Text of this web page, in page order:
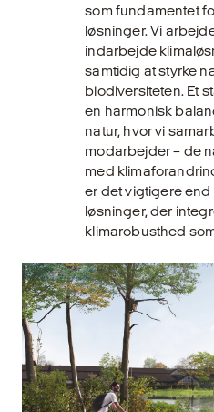
som fundamentet
løsninger. Vi
indarbejde
samtidig at styrke
biodiversiteten. Et
en harmonisk
natur, hvor vi
modarbejder – de
med
er det vigtigere
løsninger, der
klimarobusthed